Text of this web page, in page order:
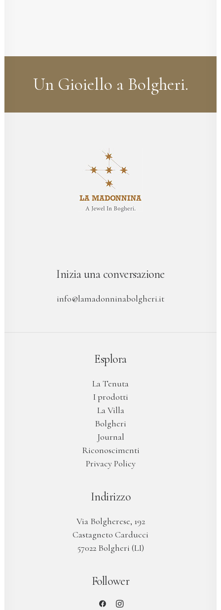
Un Gioiello a Bolgheri.
Inizia una conversazione
info@lamadonninabolgheri.it
Esplora
La Tenuta
I prodotti
La Villa
Bolgheri
Journal
Riconoscimenti
Privacy Policy
Indirizzo
Via Bolgherese, 192
Castagneto Carducci
57022 Bolgheri (LI)
Follower